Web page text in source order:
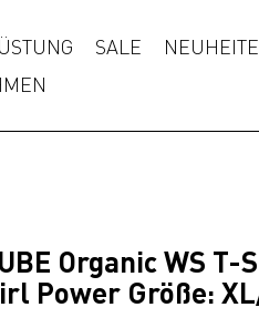
SALE
Organic WS T-
Power Größe: